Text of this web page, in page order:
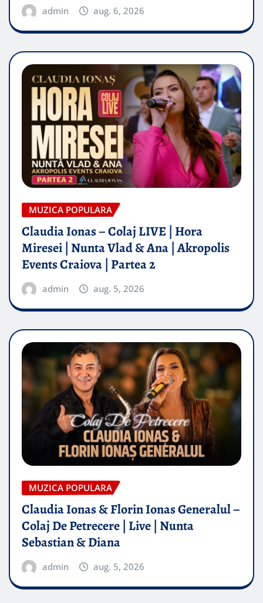
admin aug. 6, 2026
MUZICA POPULARA
Claudia Ionas – Colaj LIVE | Hora
Miresei | Nunta Vlad & Ana | Akropolis
Events Craiova | Partea 2
admin aug. 5, 2026
MUZICA POPULARA
Claudia Ionas & Florin Ionas Generalul –
Colaj De Petrecere | Live | Nunta
Sebastian & Diana
admin aug. 5, 2026